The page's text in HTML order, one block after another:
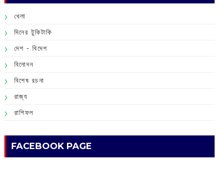
খেলা
দিনের টুকিটাকি
দেশ - বিদেশ
বিনোদন
বিশেষ রচনা
রাজ্য
রাশিফল
FACEBOOK PAGE